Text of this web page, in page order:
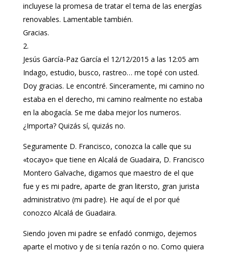
incluyese la promesa de tratar el tema de las energías
renovables. Lamentable también.
Gracias.
Jesús García-Paz García el 12/12/2015 a las 12:05 am
Indago, estudio, busco, rastreo… me topé con usted.
Doy gracias. Le encontré. Sinceramente, mi camino no
estaba en el derecho, mi camino realmente no estaba
en la abogacía. Se me daba mejor los numeros.
¿Importa? Quizás sí, quizás no.
Seguramente D. Francisco, conozca la calle que su
«tocayo» que tiene en Alcalá de Guadaira, D. Francisco
Montero Galvache, digamos que maestro de el que
fue y es mi padre, aparte de gran litersto, gran jurista
administrativo (mi padre). He aquí de el por qué
conozco Alcalá de Guadaira.
Siendo joven mi padre se enfadó conmigo, dejemos
aparte el motivo y de si tenía razón o no. Como quiera